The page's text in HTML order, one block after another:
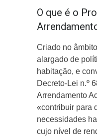
O que é o
Criado no
alargado de
habitação, e
Decreto-Lei n.º
Arrendamento
«contribuir para
necessidades
cujo nível de